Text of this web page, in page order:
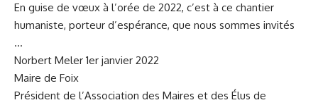
En guise de vœux à l’orée de 2022, c’est à ce chantier
humaniste, porteur d’espérance, que nous sommes invités
…
Norbert Meler 1er janvier 2022
Maire de Foix
Président de l’Association des Maires et des Élus de